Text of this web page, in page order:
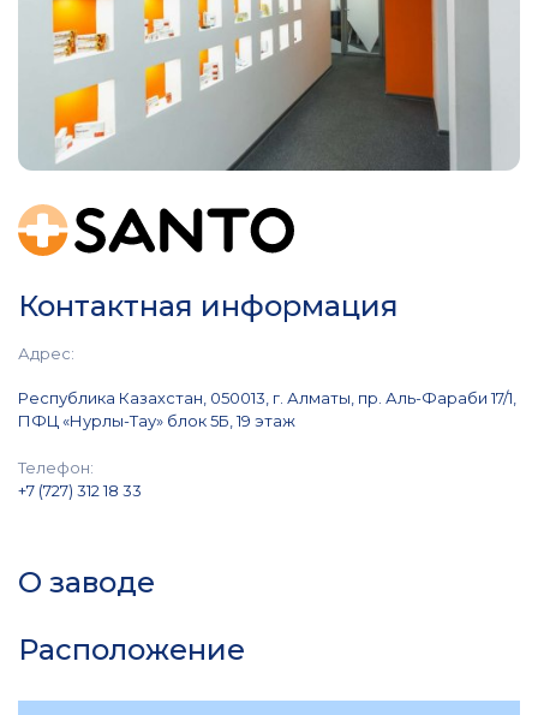
Контактная информация
Адрес:
Республика Казахстан, 050013, г. Алматы, пр. Аль-Фараби 17/1,
ПФЦ «Нурлы-Тау» блок 5Б, 19 этаж
Телефон:
+7 (727) 312 18 33
О заводе
Расположение